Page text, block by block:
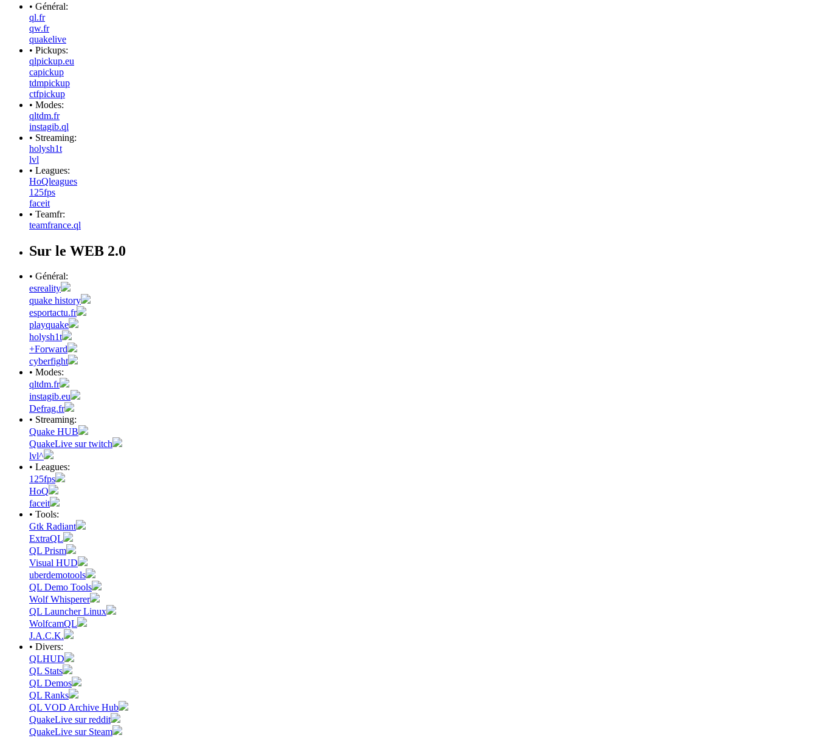
• Général:
ql.fr
qw.fr
quakelive
• Pickups:
qlpickup.eu
capickup
tdmpickup
ctfpickup
• Modes:
qltdm.fr
instagib.ql
• Streaming:
holysh1t
lvl
• Leagues:
HoQleagues
125fps
faceit
• Teamfr:
teamfrance.ql
Sur le WEB 2.0
• Général:
esreality
quake history
esportactu.fr
playquake
holysh1t
+Forward
cyberfight
• Modes:
qltdm.fr
instagib.eu
Defrag.fr
• Streaming:
Quake HUB
QuakeLive sur twitch
lvl^
• Leagues:
125fps
HoQ
faceit
• Tools:
Gtk Radiant
ExtraQL
QL Prism
Visual HUD
uberdemotools
QL Demo Tools
Wolf Whisperer
QL Launcher Linux
WolfcamQL
J.A.C.K.
• Divers:
QLHUD
QL Stats
QL Demos
QL Ranks
QL VOD Archive Hub
QuakeLive sur reddit
QuakeLive sur Steam